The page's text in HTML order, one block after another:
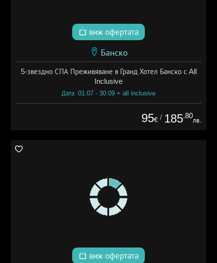
виж офертата
Банско
5-звездно СПА Преживяване в Гранд Хотел Банско с All
Inclusive
Дата: 01.07 - 30.09 + all inclusive
95€ / 185.80
лв.
виж офертата